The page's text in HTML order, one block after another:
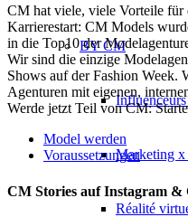
BY CM
Marketing x
Réalité
CM hat viele, viele Vorteile für
Karrierestart: CM Models
in die Top10 der
Wir sind die einzige
Shows auf der Fashion Week.
Agenturen mit eigenen,
Werde jetzt Teil von CM:
Model werden
Voraussetzungen
CM Stories auf Instagram &